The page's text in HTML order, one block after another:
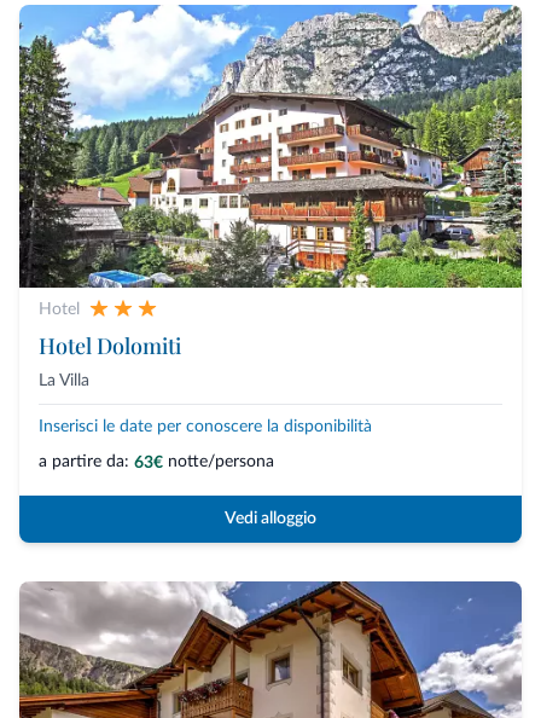
Hotel
Hotel Dolomiti
La Villa
Inserisci le date per conoscere la disponibilità
a partire da: 63€ notte/persona
Vedi alloggio